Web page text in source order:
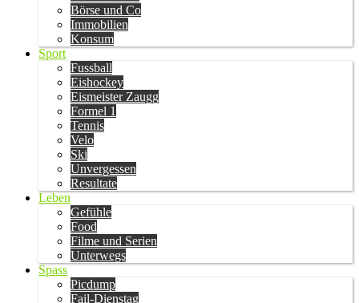
Börse und Co
Immobilien
Konsum
Sport
Fussball
Eishockey
Eismeister Zaugg
Formel 1
Tennis
Velo
Ski
Unvergessen
Resultate
Leben
Gefühle
Food
Filme und Serien
Unterwegs
Spass
Picdump
Fail-Dienstag